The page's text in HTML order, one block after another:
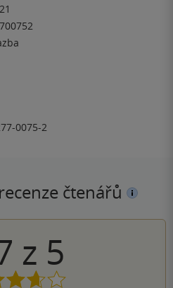
0075-2
čtenářů
z 5